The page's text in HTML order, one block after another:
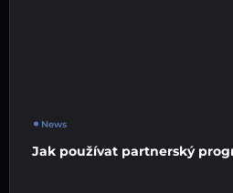
News
Jak používat partnerský